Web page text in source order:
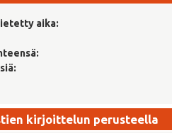
aika:
kirjoittelun perusteella